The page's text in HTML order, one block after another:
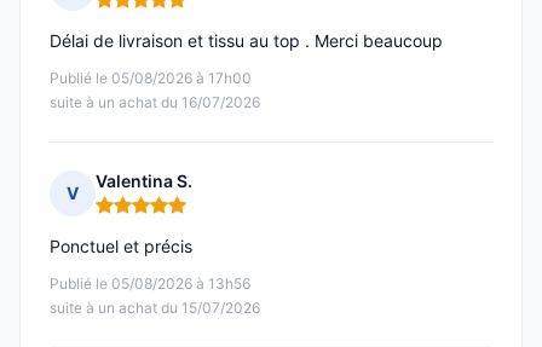
Note : 5 sur 5
Publié le 05/08/2026 à 17h00
suite à un achat du 16/07/2026
Délai de livraison et tissu au top . Merci beaucoup
V
Valentina S.
Note : 5 sur 5
Publié le 05/08/2026 à 13h56
suite à un achat du 15/07/2026
Ponctuel et précis